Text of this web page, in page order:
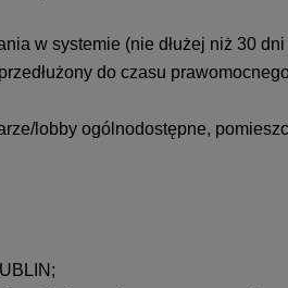
w systemie (nie dłużej niż 30
do czasu
lobby ogólnodostępne,